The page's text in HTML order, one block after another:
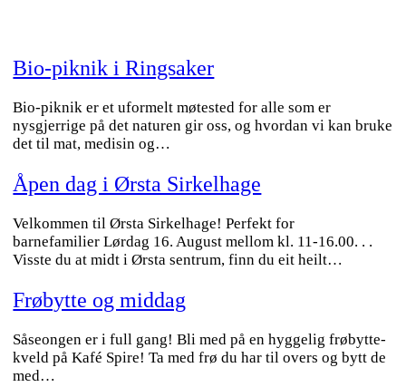
Bio-piknik i Ringsaker
Bio-piknik er et uformelt møtested for alle som er
nysgjerrige på det naturen gir oss, og hvordan vi kan bruke
det til mat, medisin og…
Åpen dag i Ørsta Sirkelhage
Velkommen til Ørsta Sirkelhage! Perfekt for
barnefamilier Lørdag 16. August mellom kl. 11-16.00. . .
Visste du at midt i Ørsta sentrum, finn du eit heilt…
Frøbytte og middag
Såseongen er i full gang! Bli med på en hyggelig frøbytte-
kveld på Kafé Spire! Ta med frø du har til overs og bytt de
med…